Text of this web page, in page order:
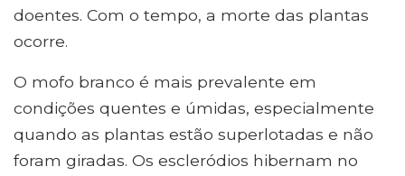
doentes. Com o tempo, a morte das plantas
ocorre.
O mofo branco é mais prevalente em
condições quentes e úmidas, especialmente
quando as plantas estão superlotadas e não
foram giradas. Os escleródios hibernam no